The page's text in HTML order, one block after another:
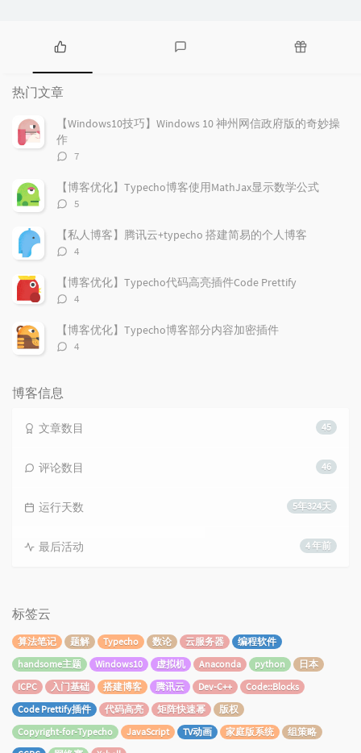
热
门
文
章
论
章
热门文章
【Windows10技巧】Windows 10 神州网信政府版的奇妙操
作
评
数：
7
【博客优化】Typecho博客使用MathJax显示数学公式
评
数：
5
【私人博客】腾讯云+typecho 搭建简易的个人博客
评
数：
4
【博客优化】Typecho代码高亮插件Code Prettify
评
数：
4
【博客优化】Typecho博客部分内容加密插件
评
4
博客信息
45
文章数目
46
评论数目
5年324天
运行天数
4 年前
最后活动
标签云
算法笔记 题解 Typecho 数论 云服务器
编程软件
handsome主题
Windows10 虚拟机 Anaconda python
日本
ICPC
入门基础 搭建博客 腾讯云 Dev-C++
Code::Blocks
Code Prettify插件
代码高亮 矩阵快速幂
版权
Copyright-for-Typecho
JavaScript TV动画 家庭版系统
组策略